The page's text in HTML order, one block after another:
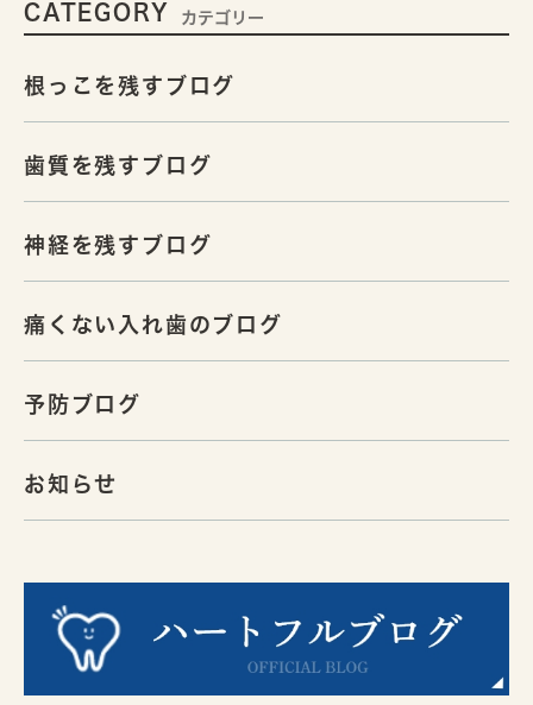
CATEGORY カテゴリー
根っこを残すブログ
歯質を残すブログ
神経を残すブログ
痛くない入れ歯のブログ
予防ブログ
お知らせ